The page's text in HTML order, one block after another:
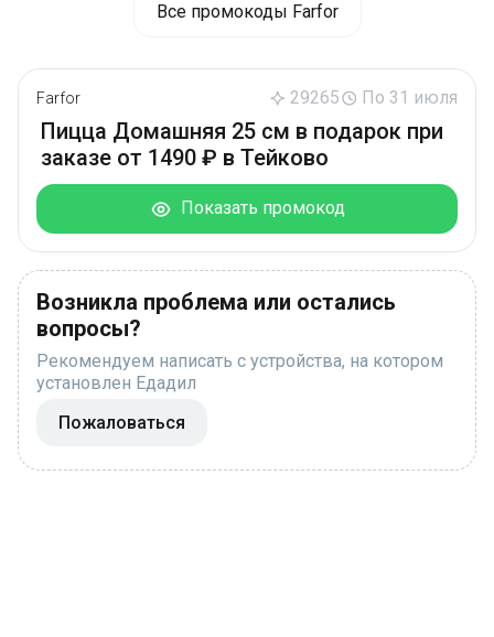
Все промокоды Farfor
Farfor 29265 По 31 июля
Пицца Домашняя 25 см в подарок при
заказе от 1490 ₽ в Тейково
Показать промокод
Возникла проблема или остались
вопросы?
Рекомендуем написать с устройства, на котором
установлен Едадил
Пожаловаться